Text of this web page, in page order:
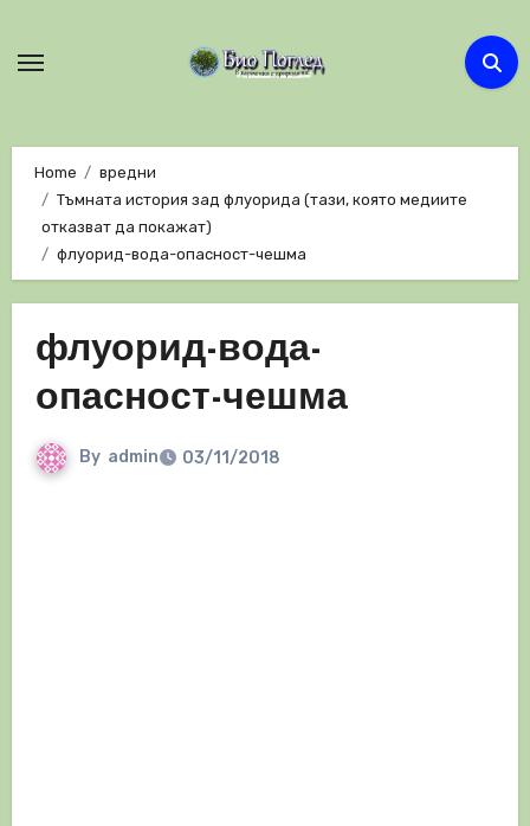
Home
вредни
Тъмната история зад флуорида (тази, която медиите
отказват да покажат)
флуорид-вода-опасност-чешма
флуорид-вода-
опасност-чешма
By admin 03/11/2018